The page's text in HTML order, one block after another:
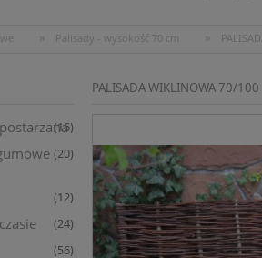
» Palisady - wysokość 70 cm »
(16)
(20)
(12)
(24)
(56)
PALISADA WIKLINOWA 70/100